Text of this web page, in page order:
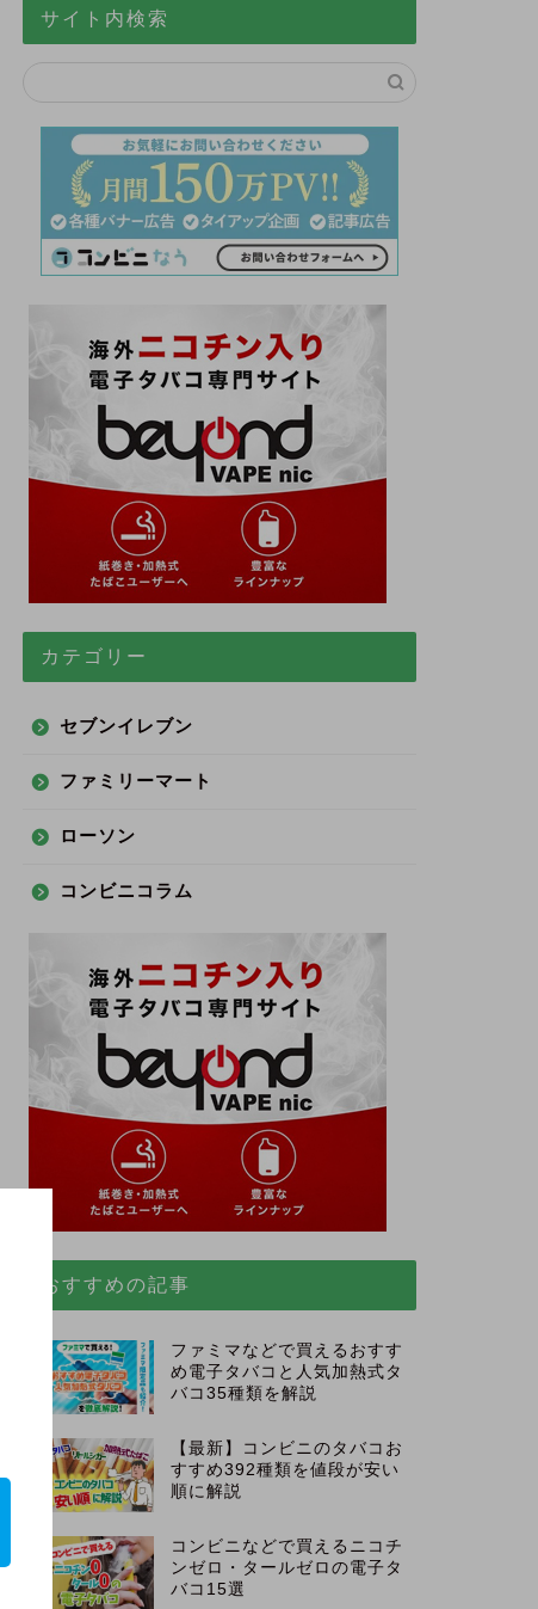
サイト内検索
カテゴリー
セブンイレブン
ファミリーマート
ローソン
コンビニコラム
おすすめの記事
ファミマなどで買えるおすす
め電子タバコと人気加熱式タ
バコ35種類を解説
【最新】コンビニのタバコお
すすめ392種類を値段が安い
順に解説
コンビニなどで買えるニコチ
ンゼロ・タールゼロの電子タ
バコ15選